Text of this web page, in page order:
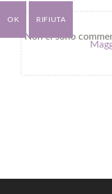
Non ci sono
OK RIFIUTA